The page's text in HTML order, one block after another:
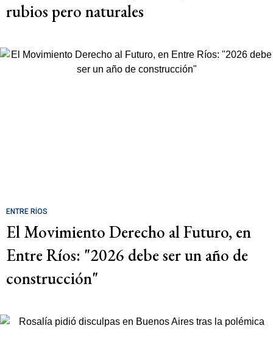
rubios pero naturales
ENTRE RÍOS
El Movimiento Derecho al Futuro, en
Entre Ríos: "2026 debe ser un año de
construcción"